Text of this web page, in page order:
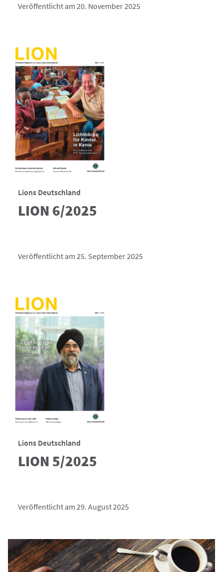
Veröffentlicht am 20. November 2025
Lions Deutschland
LION 6/2025
Veröffentlicht am 25. September 2025
Lions Deutschland
LION 5/2025
Veröffentlicht am 29. August 2025